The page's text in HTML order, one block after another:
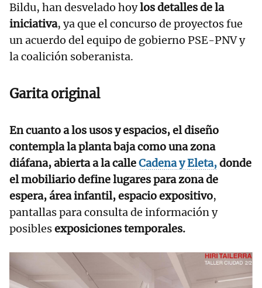
Bildu, han desvelado hoylos detalles de la
iniciativa, ya que el concurso de proyectos fue
un acuerdo del equipo de gobierno PSE-PNV y
la coalición soberanista.
Garita original
En cuanto a los usos y espacios, el diseño
contempla la planta baja como una zona
diáfana, abierta a la calleCadena y Eleta,donde
el mobiliario define lugares para zona de
espera, área infantil, espacio expositivo,
pantallas para consulta de información y
posiblesexposiciones temporales.